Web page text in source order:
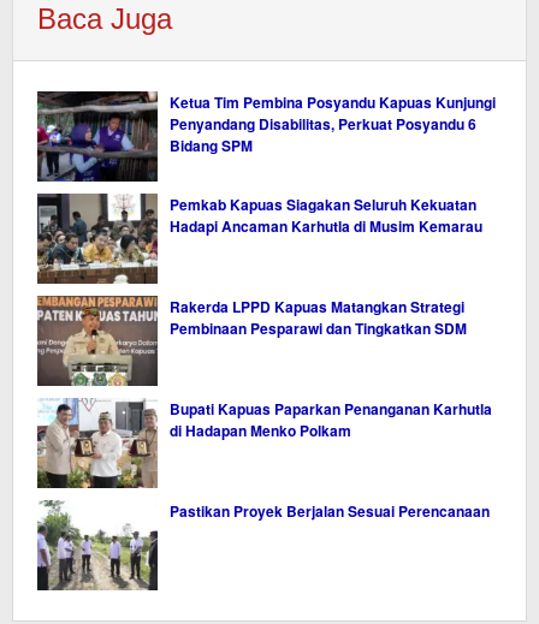
Baca Juga
Ketua Tim Pembina Posyandu Kapuas Kunjungi
Penyandang Disabilitas, Perkuat Posyandu 6
Bidang SPM
Pemkab Kapuas Siagakan Seluruh Kekuatan
Hadapi Ancaman Karhutla di Musim Kemarau
Rakerda LPPD Kapuas Matangkan Strategi
Pembinaan Pesparawi dan Tingkatkan SDM
Bupati Kapuas Paparkan Penanganan Karhutla
di Hadapan Menko Polkam
Pastikan Proyek Berjalan Sesuai Perencanaan